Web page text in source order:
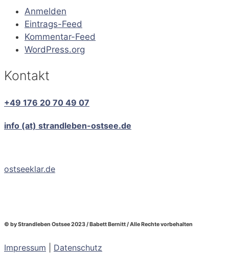
Anmelden
Eintrags-Feed
Kommentar-Feed
WordPress.org
Kontakt
+49 176 20 70 49 07
info (at) strandleben-ostsee.de
ostseeklar.de
© by Strandleben Ostsee 2023 / Babett Bernitt / Alle Rechte vorbehalten
Impressum Datenschutz